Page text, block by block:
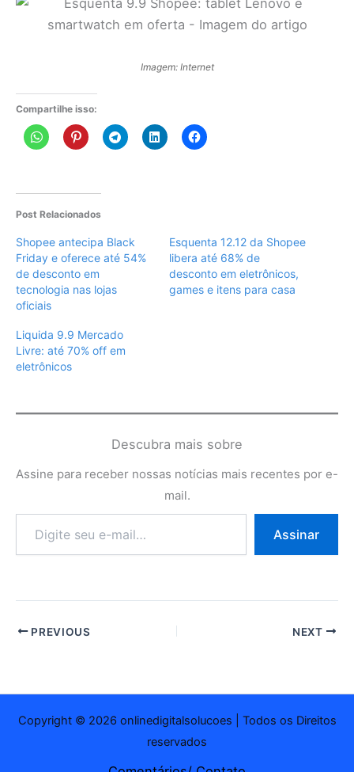
Imagem: Internet
Compartilhe isso:
Post Relacionados
Shopee antecipa Black
Friday e oferece até 54%
de desconto em
tecnologia nas lojas
oficiais
Esquenta 12.12 da Shopee
libera até 68% de
desconto em eletrônicos,
games e itens para casa
Liquida 9.9 Mercado
Livre: até 70% off em
eletrônicos
Descubra mais sobre
Assine para receber nossas notícias mais recentes por e-
mail.
e-
Assinar
PREVIOUS NEXT
Copyright © 2026 onlinedigitalsolucoes | Todos os Direitos
reservados